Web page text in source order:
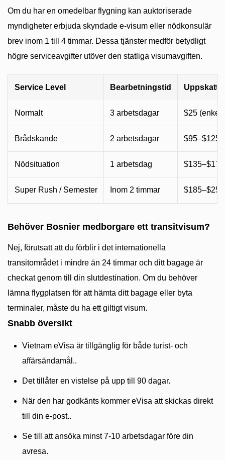
Om du har en omedelbar flygning kan auktoriserade
myndigheter erbjuda skyndade e-visum eller nödkonsulär
brev inom 1 till 4 timmar. Dessa tjänster medför betydligt
högre serviceavgifter utöver den statliga visumavgiften.
Service Level Bearbetningstid
Normalt 3 arbetsdagar $25
Brådskande 2 arbetsdagar $95–$125
Nödsituation 1 arbetsdag
Super Rush / Semester Inom 2 timmar
Behöver Bosnier medborgare ett transitvisum?
Nej, förutsatt att du förblir i det internationella
transitområdet i mindre än 24 timmar och ditt bagage är
checkat genom till din slutdestination. Om du behöver
lämna flygplatsen för att hämta ditt bagage eller byta
terminaler, måste du ha ett giltigt visum.
Snabb översikt
Vietnam eVisa är tillgänglig för både turist- och
affärsändamål..
Det tillåter en vistelse på upp till 90 dagar.
När den har godkänts kommer eVisa att skickas direkt
till din e-post..
Se till att ansöka minst 7-10 arbetsdagar före din
avresa.